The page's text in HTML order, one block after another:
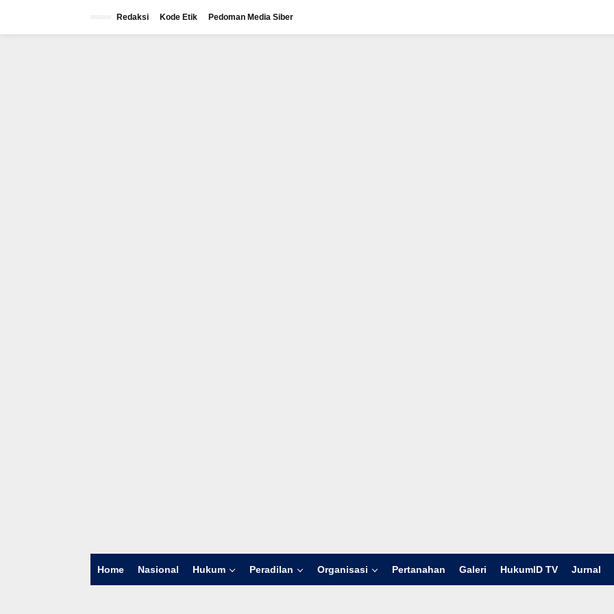
Redaksi Kode Etik Pedoman Media Siber
Home Nasional Hukum Peradilan Organisasi Pertanahan Galeri HukumID TV Jurnal